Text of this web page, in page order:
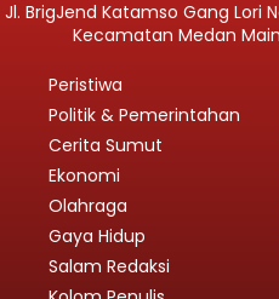
Jl. BrigJend Katamso Gang Lori
Kecamatan Medan
Peristiwa
Politik & Pemerintahan
Cerita Sumut
Ekonomi
Olahraga
Gaya Hidup
Salam Redaksi